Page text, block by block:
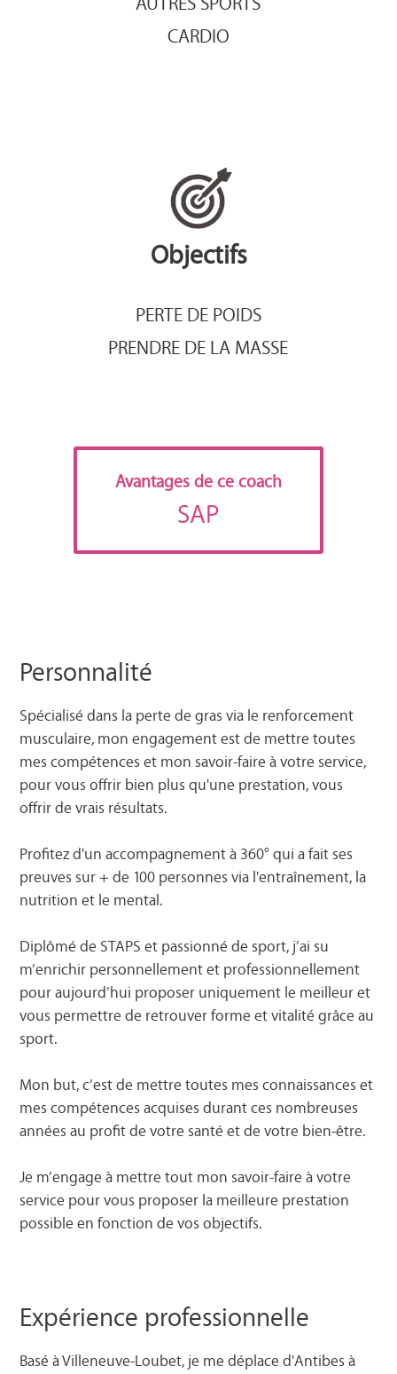
CARDIO
Objectifs
PERTE DE POIDS
PRENDRE DE LA MASSE
Avantages de ce coach
SAP
Personnalité
Spécialisé dans la perte de gras via le renforcement
musculaire, mon engagement est de mettre toutes
mes compétences et mon savoir-faire à votre service,
pour vous offrir bien plus qu'une prestation, vous
offrir de vrais résultats.
Profitez d'un accompagnement à 360° qui a fait ses
preuves sur + de 100 personnes via l'entraînement, la
nutrition et le mental.
Diplômé de STAPS et passionné de sport, j’ai su
m’enrichir personnellement et professionnellement
pour aujourd’hui proposer uniquement le meilleur et
vous permettre de retrouver forme et vitalité grâce au
sport.
Mon but, c’est de mettre toutes mes connaissances et
mes compétences acquises durant ces nombreuses
années au profit de votre santé et de votre bien-être.
Je m’engage à mettre tout mon savoir-faire à votre
service pour vous proposer la meilleure prestation
possible en fonction de vos objectifs.
Expérience professionnelle
Basé à Villeneuve-Loubet, je me déplace d'Antibes à